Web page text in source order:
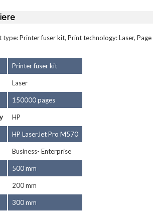
type: Printer fuser kit, Print technology: Laser,
Printer fuser kit
Laser
150000 pages
HP
HP LaserJet Pro M570
Business- Enterprise
500 mm
200 mm
300 mm